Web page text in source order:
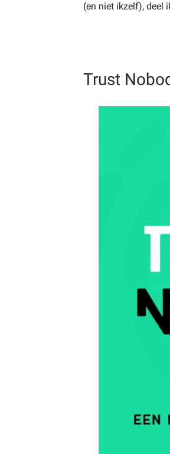
(en niet ikzelf), deel
Trust